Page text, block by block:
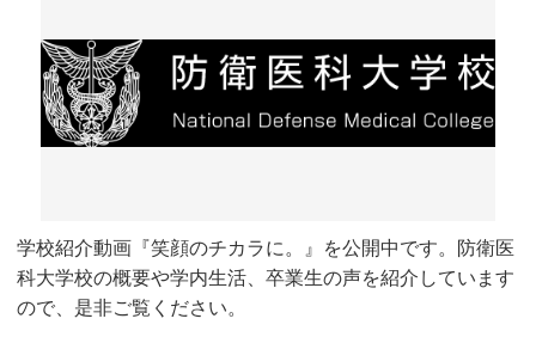
学校紹介動画『笑顔のチカラに。』を公開中です。防衛医
科大学校の概要や学内生活、卒業生の声を紹介しています
ので、是非ご覧ください。